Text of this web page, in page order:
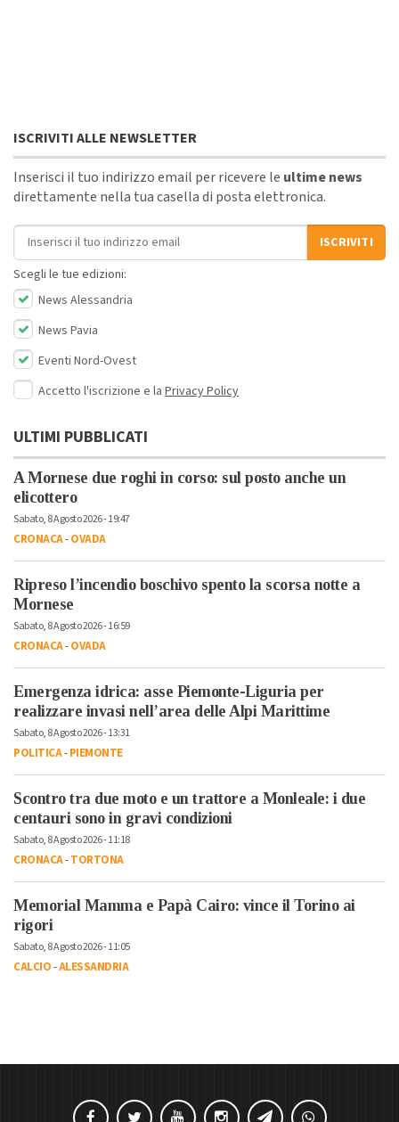
ISCRIVITI ALLE NEWSLETTER
Inserisci il tuo indirizzo email per ricevere le ultime news
direttamente nella tua casella di posta elettronica.
Indirizzo email
ISCRIVITI
Scegli le tue edizioni:
News Alessandria
News Pavia
Eventi Nord-Ovest
Accetto l'iscrizione e la Privacy Policy
ULTIMI PUBBLICATI
A Mornese due roghi in corso: sul posto anche un
elicottero
Sabato, 8 Agosto 2026 - 19:47
CRONACA-OVADA
Ripreso l’incendio boschivo spento la scorsa notte a
Mornese
Sabato, 8 Agosto 2026 - 16:59
CRONACA-OVADA
Emergenza idrica: asse Piemonte-Liguria per
realizzare invasi nell’area delle Alpi Marittime
Sabato, 8 Agosto 2026 - 13:31
POLITICA-PIEMONTE
Scontro tra due moto e un trattore a Monleale: i due
centauri sono in gravi condizioni
Sabato, 8 Agosto 2026 - 11:18
CRONACA-TORTONA
Memorial Mamma e Papà Cairo: vince il Torino ai
rigori
Sabato, 8 Agosto 2026 - 11:05
CALCIO-ALESSANDRIA